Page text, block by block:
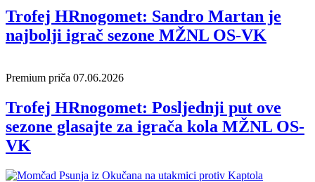
Trofej HRnogomet: Sandro Martan je
najbolji igrač sezone MŽNL OS-VK
Premium priča 07.06.2026
Trofej HRnogomet: Posljednji put ove
sezone glasajte za igrača kola MŽNL OS-
VK